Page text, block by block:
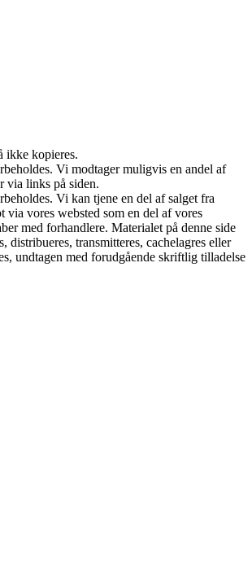
ikke kopieres.
Vi modtager muligvis en andel af
via links på siden.
Vi kan tjene en del af salget fra
via vores websted som en del af vores
med forhandlere. Materialet på denne side
distribueres, transmitteres, cachelagres eller
undtagen med forudgående skriftlig tilladelse